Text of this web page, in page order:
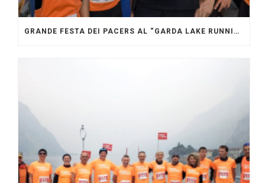
GRANDE FESTA DEI PACERS AL “GARDA LAKE RUNNING FESTIVAL”